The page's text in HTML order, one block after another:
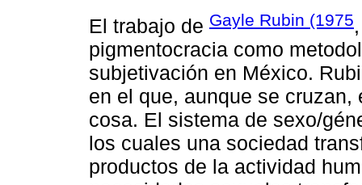
El trabajo de Gayle Rubin (1975
pigmentocracia como
subjetivación en México.
en el que, aunque se
cosa. El sistema de sexo/
los cuales una sociedad
productos de la actividad